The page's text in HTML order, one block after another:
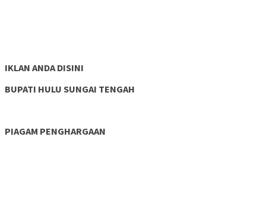
IKLAN ANDA DISINI
BUPATI HULU SUNGAI TENGAH
PIAGAM PENGHARGAAN